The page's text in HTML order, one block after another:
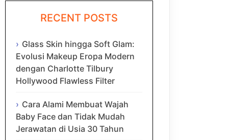
RECENT POSTS
Glass Skin hingga Soft Glam:
Evolusi Makeup Eropa Modern
dengan Charlotte Tilbury
Hollywood Flawless Filter
Cara Alami Membuat Wajah
Baby Face dan Tidak Mudah
Jerawatan di Usia 30 Tahun